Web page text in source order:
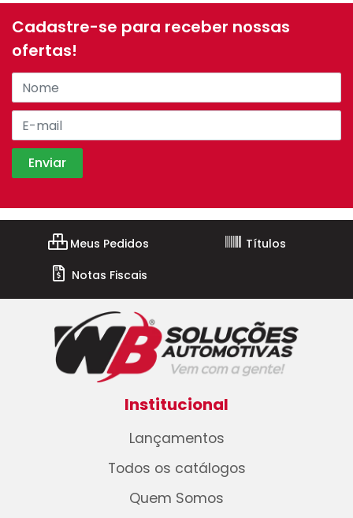
Cadastre-se para receber nossas
ofertas!
Meus Pedidos
Títulos
Notas Fiscais
Institucional
Lançamentos
Todos os catálogos
Quem Somos